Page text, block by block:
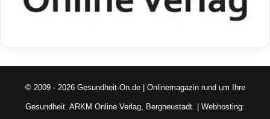
© 2009 - 2026 Gesundheit-On.de | Onlinemagazin rund um Ihre
Gesundheit. ARKM Online Verlag, Bergneustadt. | Webhosting: